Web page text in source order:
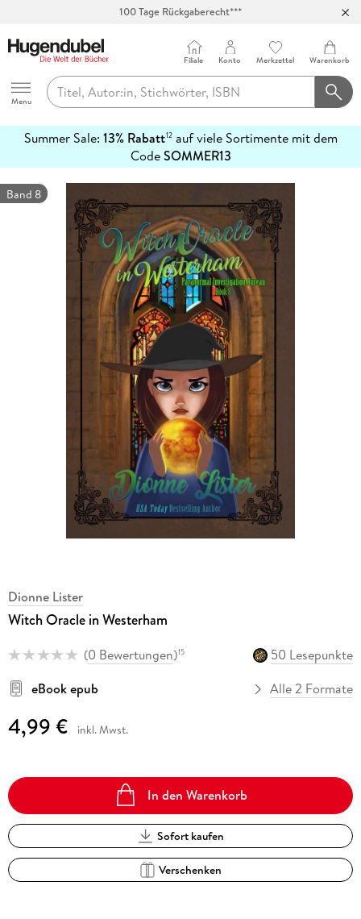
100 Tage Rückgaberecht***
Hugendubel
Menu
Filiale Konto Merkzettel Warenkorb
Summer Sale: 13% Rabatt12auf viele Sortimente mit dem
CodeSOMMER13
erfahren
Band 8
Dionne Lister
Witch Oracle in Westerham
(0 Bewertungen)15
50 Lesepunkte
eBook epub
Alle 2 Formate
4,99 € inkl. Mwst.
In den Warenkorb
Sofort kaufen
Verschenken